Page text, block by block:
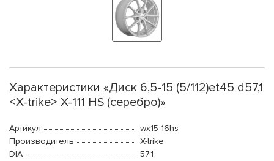
Характеристики «Диск 6,5-15 (5/112)et45 d57,1
<X-trike> X-111 HS (серебро)»
Артикул
wx15-16hs
Производитель
X-trike
DIA
57.1